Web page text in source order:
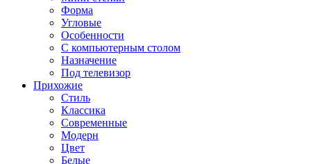
Форма
Угловые
Особенности
С компьютерным столом
Назначение
Под телевизор
Прихожие
Стиль
Классика
Современные
Модерн
Цвет
Белые